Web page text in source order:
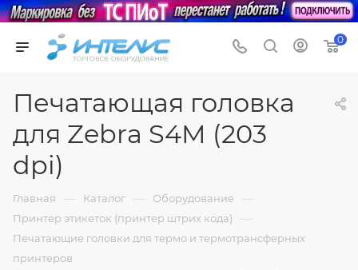
0
Печатающая головка
для Zebra S4M (203
dpi)
Главная — Каталог — Оборудование —
Принтер этикеток (принтер штрих кода) —
Печатающие головки для термо и термотрансферных
принтеров